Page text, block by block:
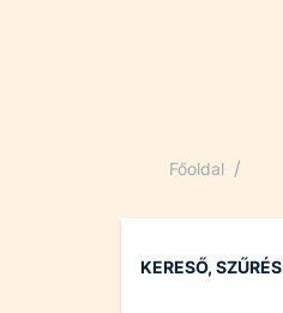
Főoldal /
KERESŐ, SZŰRÉS